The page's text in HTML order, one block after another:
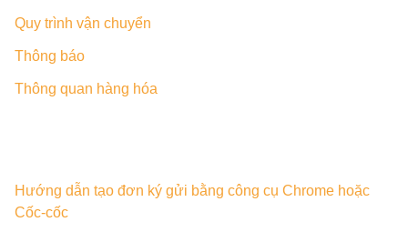
Quy trình vận chuyển
Thông báo
Thông quan hàng hóa
Hướng dẫn tạo đơn ký gửi bằng công cụ Chrome hoặc
Cốc-cốc